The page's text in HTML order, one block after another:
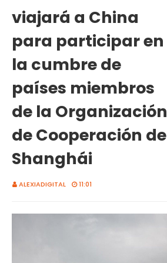
viajará a China
para participar en
la cumbre de
países miembros
de la Organización
de Cooperación de
Shanghái
ALEXIADIGITAL 11:01